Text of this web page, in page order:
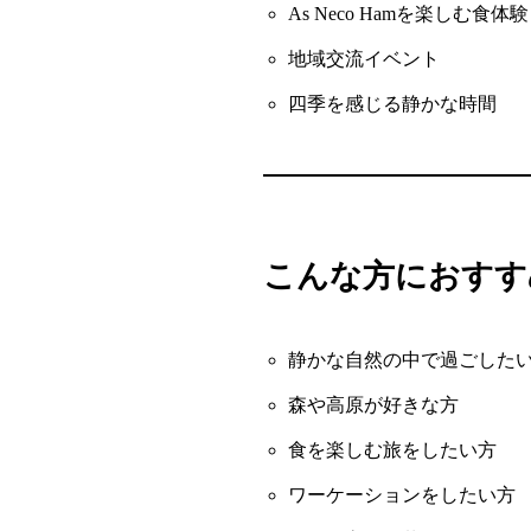
As Neco Hamを楽しむ食体験
地域交流イベント
四季を感じる静かな時間
こんな方におす
静かな自然の中で過ごした
森や高原が好きな方
食を楽しむ旅をしたい方
ワーケーションをしたい方